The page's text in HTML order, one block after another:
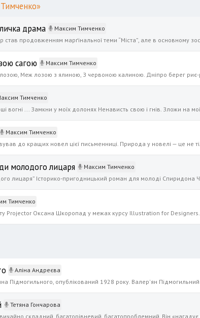
драма Максим Тимченко
сагою Максим Тимченко
Тимченко
Максим Тимченко
молодого лицаря Максим Тимченко
Тимченко
Projector Оксана Шкоропад у межах курсу Illustration for Designers.
Аліна Андреєва
Тетяна Гончарова